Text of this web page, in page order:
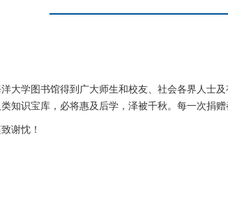
大学图书馆得到广大师生和校友、社会各界人士
知识宝库，必将惠及后学，泽被千秋。每一次捐
谢忱！